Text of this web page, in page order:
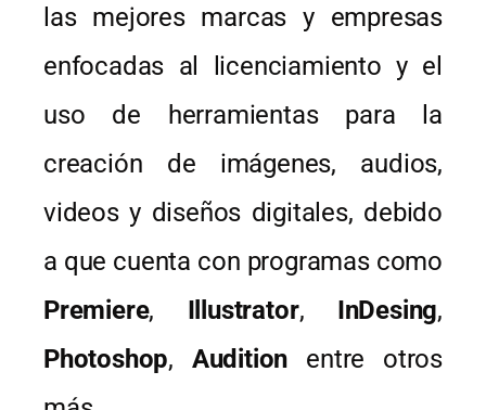
las mejores marcas y empresas
enfocadas al licenciamiento y el
uso de herramientas para la
creación de imágenes, audios,
videos y diseños digitales, debido
a que cuenta con programas como
Premiere, Illustrator, InDesing,
Photoshop, Audition entre otros